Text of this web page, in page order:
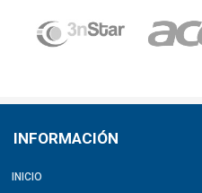
INFORMACIÓN
INICIO